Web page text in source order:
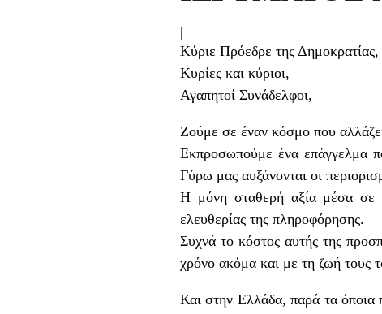
|
Κύριε Πρόεδρε της Δημοκρατίας,
Κυρίες και κύριοι,
Αγαπητοί Συνάδελφοι,
Ζούμε σε έναν κόσμο που
Εκπροσωπούμε ένα επάγγελμα
Γύρω μας αυξάνονται οι
Η μόνη σταθερή αξία μέσα σε
ελευθερίας της πληροφόρησης.
Συχνά το κόστος αυτής της
χρόνο ακόμα και με τη ζωή τους
Και στην Ελλάδα, παρά τα όποια